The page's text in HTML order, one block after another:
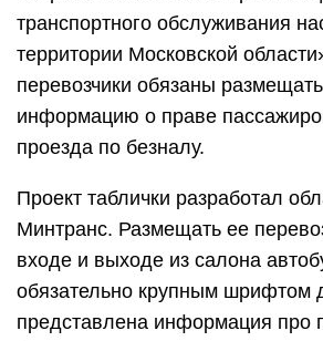
транспортного обслуживания
территории Московской
перевозчики обязаны
информацию о праве
проезда по безналу.
Проект таблички разработал
Минтранс. Размещать ее
входе и выходе из салона
обязательно крупным шрифтом
представлена информация про